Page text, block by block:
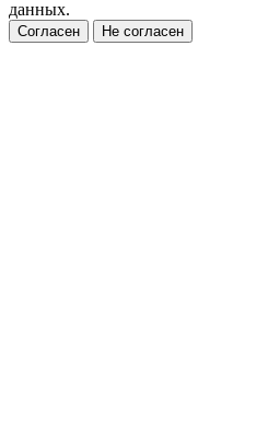
данных.
Согласен Не согласен